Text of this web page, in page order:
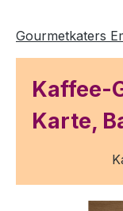
Gourmetkaters
Kaffee-
Karte,